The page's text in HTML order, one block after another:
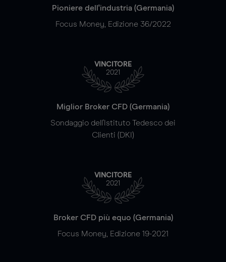
Pioniere dell'industria (Germania)
Focus Money, Edizione 36/2022
VINCITORE
2021
Miglior Broker CFD (Germania)
Sondaggio dell'Istituto Tedesco dei
Clienti (DKI)
VINCITORE
2021
Broker CFD più equo (Germania)
Focus Money, Edizione 19-2021